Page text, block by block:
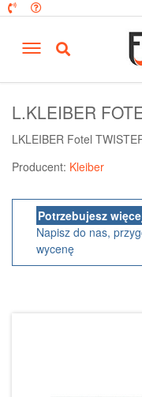
L.KLEIBER
LKLEIBER Fotel
Producent: Kleiber
Potrzebujesz
Napisz do nas,
wycenę